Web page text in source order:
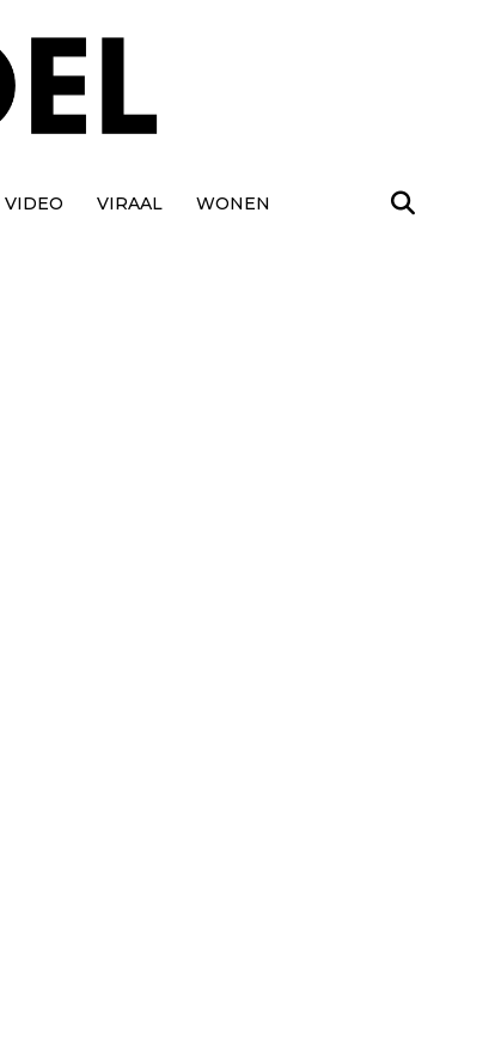
VIDEO VIRAAL WONEN